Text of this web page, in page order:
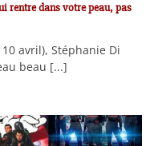
rentre dans votre peau, pas
avril), Stéphanie Di
beau [...]